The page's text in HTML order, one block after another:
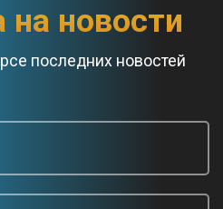
на новости
последних новостей